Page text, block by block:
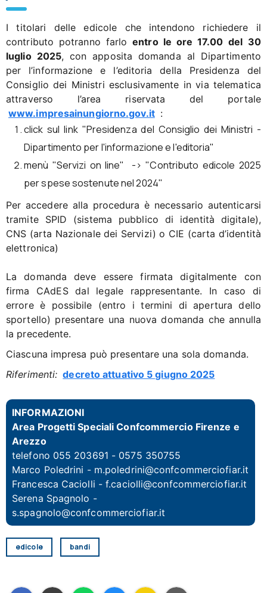
I titolari delle edicole che intendono richiedere il
contributo potranno farloentro le ore 17.00 del 30
luglio 2025, con apposita domanda al Dipartimento
per l’informazione e l’editoria della Presidenza del
Consiglio dei Ministri esclusivamente in via telematica
attraverso l’area riservata del portale
www.impresainungiorno.gov.it :
click sul link "Presidenza del Consiglio dei Ministri -
Dipartimento per l'informazione e l'editoria"
menù "Servizi on line" -> "Contributo edicole 2025
per spese sostenute nel 2024"
Per accedere alla procedura è necessario autenticarsi
tramite SPID (sistema pubblico di identità digitale),
CNS (arta Nazionale dei Servizi) o CIE (carta d’identità
elettronica)
La domanda deve essere firmata digitalmente con
firma CAdES dal legale rappresentante. In caso di
errore è possibile (entro i termini di apertura dello
sportello) presentare una nuova domanda che annulla
la precedente.
Ciascuna impresa può presentare una sola domanda.
Riferimenti: decreto attuativo 5 giugno 2025
INFORMAZIONI
Area Progetti Speciali Confcommercio Firenze e
Arezzo
telefono 055 203691 - 0575 350755
Marco Poledrini - m.poledrini@confcommerciofiar.it
Francesca Caciolli - f.caciolli@confcommerciofiar.it
Serena Spagnolo -
s.spagnolo@confcommerciofiar.it
edicole bandi